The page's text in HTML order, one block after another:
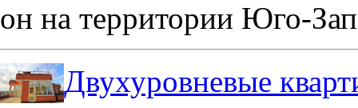
он на территории Юго-
Двухуровневые